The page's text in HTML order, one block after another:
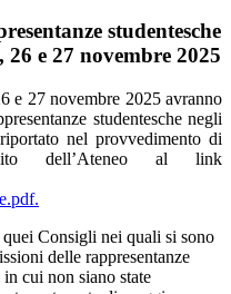
studentesche
e 27 novembre 2025
e 27 novembre 2025 avranno
studentesche negli
nel provvedimento di
dell’Ateneo al link
Consigli nei quali si sono
delle rappresentanze
cui non siano state